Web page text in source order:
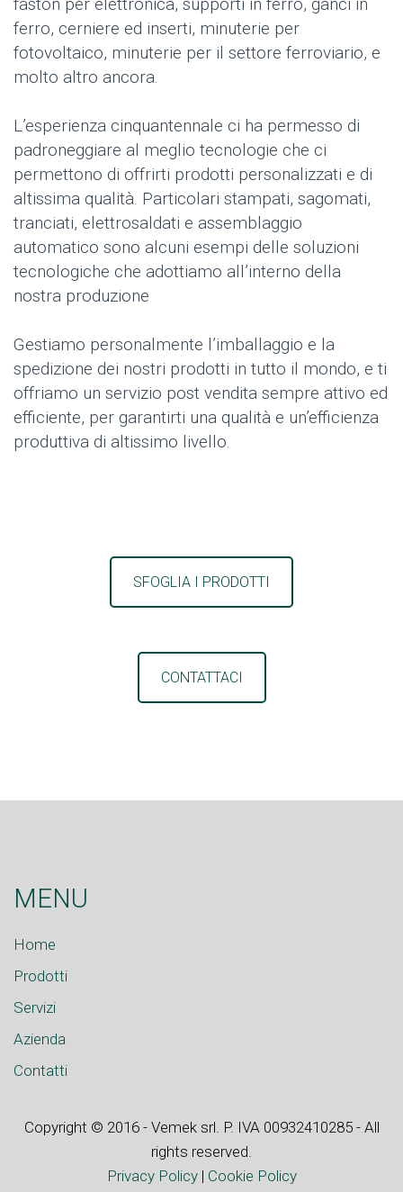
faston per elettronica, supporti in ferro, ganci in
ferro, cerniere ed inserti, minuterie per
fotovoltaico, minuterie per il settore ferroviario, e
molto altro ancora.
L’esperienza cinquantennale ci ha permesso di
padroneggiare al meglio tecnologie che ci
permettono di offrirti prodotti personalizzati e di
altissima qualità. Particolari stampati, sagomati,
tranciati, elettrosaldati e assemblaggio
automatico sono alcuni esempi delle soluzioni
tecnologiche che adottiamo all’interno della
nostra produzione
Gestiamo personalmente l’imballaggio e la
spedizione dei nostri prodotti in tutto il mondo, e ti
offriamo un servizio post vendita sempre attivo ed
efficiente, per garantirti una qualità e un’efficienza
produttiva di altissimo livello.
SFOGLIA I PRODOTTI
CONTATTACI
MENU
Home
Prodotti
Servizi
Azienda
Contatti
Copyright © 2016 - Vemek srl. P. IVA 00932410285 - All
rights reserved.
Privacy Policy| Cookie Policy